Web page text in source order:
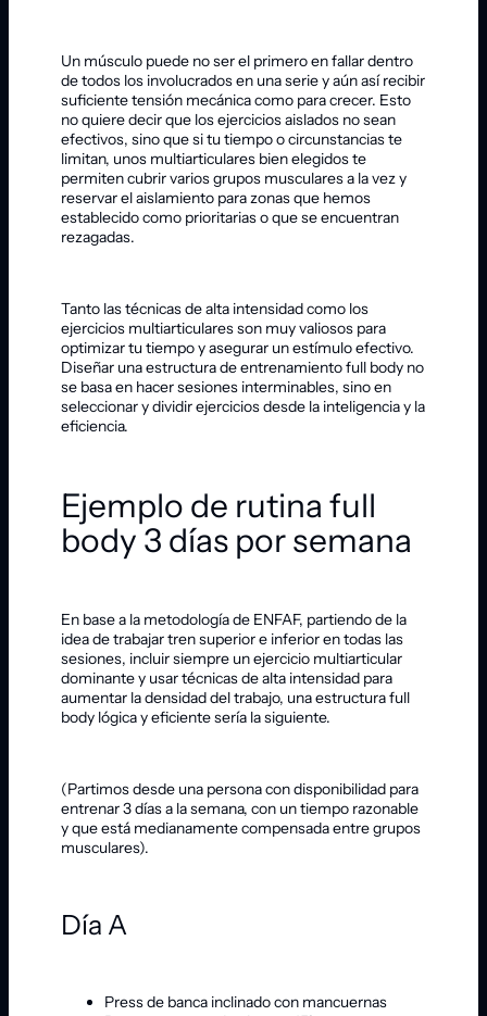
Un músculo puede no ser el primero en fallar dentro
de todos los involucrados en una serie y aún así recibir
suficiente tensión mecánica como para crecer. Esto
no quiere decir que los ejercicios aislados no sean
efectivos, sino que si tu tiempo o circunstancias te
limitan, unos multiarticulares bien elegidos te
permiten cubrir varios grupos musculares a la vez y
reservar el aislamiento para zonas que hemos
establecido como prioritarias o que se encuentran
rezagadas.
Tanto las técnicas de alta intensidad como los
ejercicios multiarticulares son muy valiosos para
optimizar tu tiempo y asegurar un estímulo efectivo.
Diseñar una estructura de entrenamiento full body no
se basa en hacer sesiones interminables, sino en
seleccionar y dividir ejercicios desde la inteligencia y la
eficiencia.
Ejemplo de rutina full
body 3 días por semana
En base a la metodología de ENFAF, partiendo de la
idea de trabajar tren superior e inferior en todas las
sesiones, incluir siempre un ejercicio multiarticular
dominante y usar técnicas de alta intensidad para
aumentar la densidad del trabajo, una estructura full
body lógica y eficiente sería la siguiente.
(Partimos desde una persona con disponibilidad para
entrenar 3 días a la semana, con un tiempo razonable
y que está medianamente compensada entre grupos
musculares).
Día A
Press de banca inclinado con mancuernas